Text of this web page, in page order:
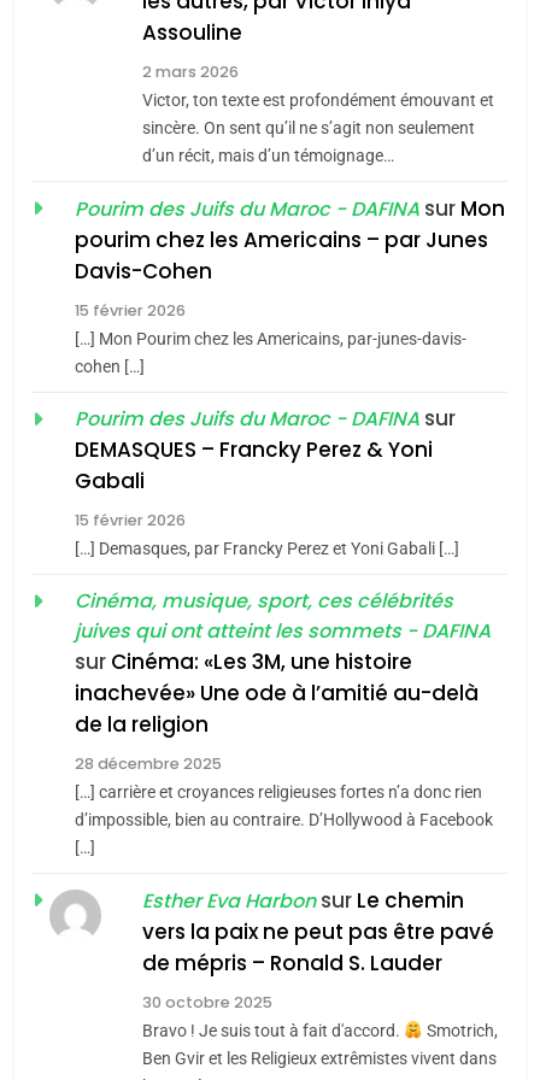
Maroc : Les amandes de
Tafraout, le miel de Tadla
Azilal consacrés produits
du terroir
DAFINA MAROC
Oeil ravageur – Vanessa
De Loya Stauber
«Tu dis génocide, je dis
guerre»: La nouvelle
Tout sur la Nostalgie
SOUVENIRS
l’alliance pourrait
s’étendre à 13 pays
d’Amérique latine
ISRAÉL JUDAISME
2025, l’année la plus
meurtrière selon le
rapport d’ADL contre
l’antisémitisme
FRANCE ISRAÉL
FIÈRE, DIGNE ET RÉSILIENTE :
Assouline
2 mars 2026
Victor, ton texte est profondément émouvant et
sincère. On sent qu’il ne s’agit non seulement
d’un récit, mais d’un témoignage…
Pourim des Juifs du Maroc - DAFINA sur Mon
pourim chez les Americains – par Junes
Davis-Cohen
15 février 2026
[…] Mon Pourim chez les Americains, par-junes-davis-
cohen […]
Pourim des Juifs du Maroc - DAFINA sur
DEMASQUES – Francky Perez & Yoni
Gabali
15 février 2026
[…] Demasques, par Francky Perez et Yoni Gabali […]
Cinéma, musique, sport, ces célébrités
juives qui ont atteint les sommets - DAFINA
sur Cinéma: «Les 3M, une histoire
inachevée» Une ode à l’amitié au-delà
de la religion
28 décembre 2025
[…] carrière et croyances religieuses fortes n’a donc rien
d’impossible, bien au contraire. D’Hollywood à Facebook
[…]
Esther Eva Harbonsur Le chemin
vers la paix ne peut pas être pavé
de mépris – Ronald S. Lauder
30 octobre 2025
Bravo ! Je suis tout à fait d'accord.
Smotrich,
Ben Gvir et les Religieux extrêmistes vivent dans
2025, l’année la plus
d’ADL contre
l’antisémitisme
FRANCE ISRAÉL
POURQUOI JE REVENDIQUE
Zrihen-Dvir
CE QUI NOUS MANQUE –
Jacques Hadida
JUDAISME
Maroc : Les amandes de
Azilal consacrés produits
du terroir
DAFINA MAROC
Oeil ravageur – Vanessa De
Loya Stauber
CINEMA ISRAÉL